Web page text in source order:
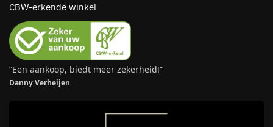
CBW-erkende winkel
“Een aankoop, biedt meer zekerheid!”
Danny Verheijen